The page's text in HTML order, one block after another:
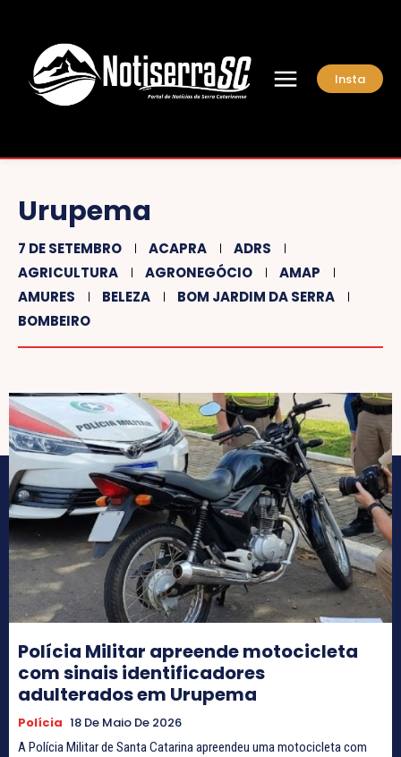
Insta
Urupema
7 DE SETEMBRO ACAPRA
ADRS
AGRICULTURA
AGRONEGÓCIO
AMAP
AMURES
BELEZA
BOM JARDIM DA SERRA
BOMBEIRO
Polícia Militar apreende motocicleta
com sinais identificadores
adulterados em Urupema
Polícia 18 De Maio De 2026
A Polícia Militar de Santa Catarina apreendeu uma motocicleta com